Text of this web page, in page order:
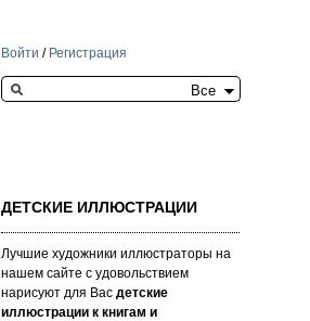
Войти / Регистрация
Search this site
ДЕТСКИЕ ИЛЛЮСТРАЦИИ
Лучшие художники иллюстраторы на
нашем сайте с удовольствием
нарисуют для Вас детские
иллюстрации к книгам и